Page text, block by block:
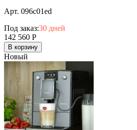
Арт. 096c01ed
Под заказ:30 дней
142 560 Р
В корзину
Новый